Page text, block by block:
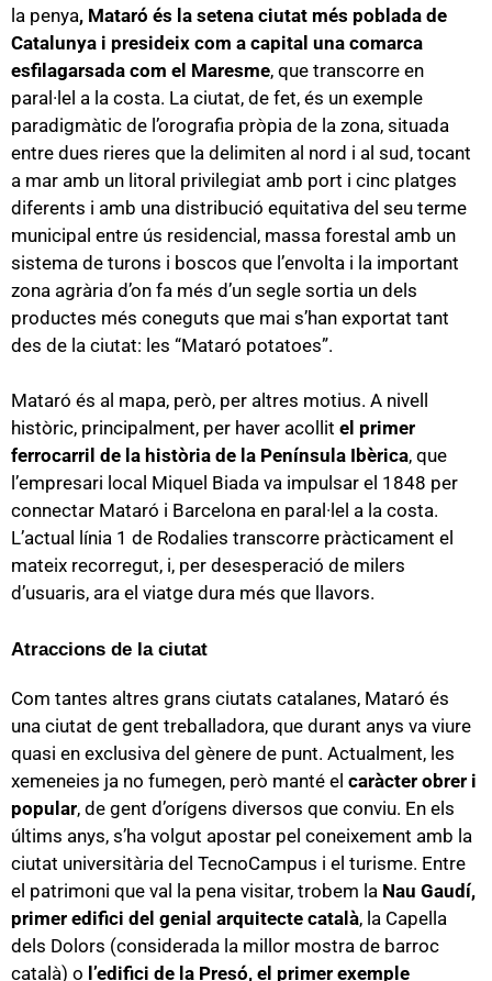
la penya, Mataró és la setena ciutat més poblada de
Catalunya i presideix com a capital una comarca
esfilagarsada com el Maresme, que transcorre en
paral·lel a la costa. La ciutat, de fet, és un exemple
paradigmàtic de l’orografia pròpia de la zona, situada
entre dues rieres que la delimiten al nord i al sud, tocant
a mar amb un litoral privilegiat amb port i cinc platges
diferents i amb una distribució equitativa del seu terme
municipal entre ús residencial, massa forestal amb un
sistema de turons i boscos que l’envolta i la important
zona agrària d’on fa més d’un segle sortia un dels
productes més coneguts que mai s’han exportat tant
des de la ciutat: les “Mataró potatoes”.
Mataró és al mapa, però, per altres motius. A nivell
històric, principalment, per haver acollit el primer
ferrocarril de la història de la Península Ibèrica, que
l’empresari local Miquel Biada va impulsar el 1848 per
connectar Mataró i Barcelona en paral·lel a la costa.
L’actual línia 1 de Rodalies transcorre pràcticament el
mateix recorregut, i, per desesperació de milers
d’usuaris, ara el viatge dura més que llavors.
Atraccions de la ciutat
Com tantes altres grans ciutats catalanes, Mataró és
una ciutat de gent treballadora, que durant anys va viure
quasi en exclusiva del gènere de punt. Actualment, les
xemeneies ja no fumegen, però manté el caràcter obrer i
popular, de gent d’orígens diversos que conviu. En els
últims anys, s’ha volgut apostar pel coneixement amb la
ciutat universitària del TecnoCampus i el turisme. Entre
el patrimoni que val la pena visitar, trobem la Nau Gaudí,
primer edifici del genial arquitecte català, la Capella
dels Dolors (considerada la millor mostra de barroc
català) o l’edifici de la Presó, el primer exemple